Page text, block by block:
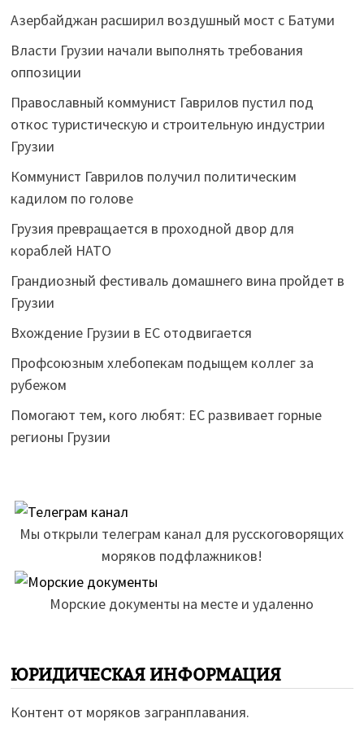
Азербайджан расширил воздушный мост с Батуми
Власти Грузии начали выполнять требования
оппозиции
Православный коммунист Гаврилов пустил под
откос туристическую и строительную индустрии
Грузии
Коммунист Гаврилов получил политическим
кадилом по голове
Грузия превращается в проходной двор для
кораблей НАТО
Грандиозный фестиваль домашнего вина пройдет в
Грузии
Вхождение Грузии в ЕС отодвигается
Профсоюзным хлебопекам подыщем коллег за
рубежом
Помогают тем, кого любят: ЕС развивает горные
регионы Грузии
Мы открыли телеграм канал для русскоговорящих
моряков подфлажников!
Морские документы на месте и удаленно
ЮРИДИЧЕСКАЯ ИНФОРМАЦИЯ
Контент от моряков загранплавания.